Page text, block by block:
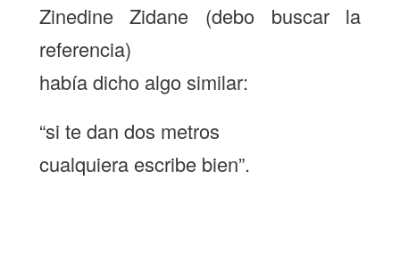
Zinedine Zidane (debo buscar la
referencia)
había dicho algo similar:
“si te dan dos metros
cualquiera escribe bien”.